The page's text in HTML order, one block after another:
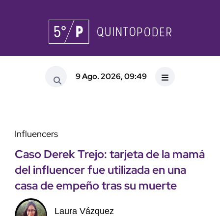
9 Ago. 2026, 09:49
Influencers
Caso Derek Trejo: tarjeta de la mamá
del influencer fue utilizada en una
casa de empeño tras su muerte
Laura Vázquez